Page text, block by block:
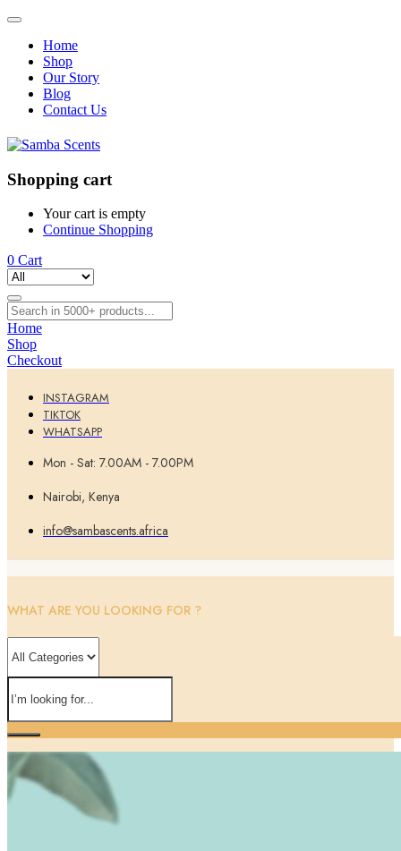
Home
Shop
Our Story
Blog
Contact Us
Shopping cart
Your cart is empty
Continue Shopping
0 Cart
Home
Shop
Checkout
INSTAGRAM
TIKTOK
WHATSAPP
Mon - Sat: 7.00AM - 7.00PM
Nairobi, Kenya
info@sambascents.africa
WHAT ARE YOU LOOKING FOR ?